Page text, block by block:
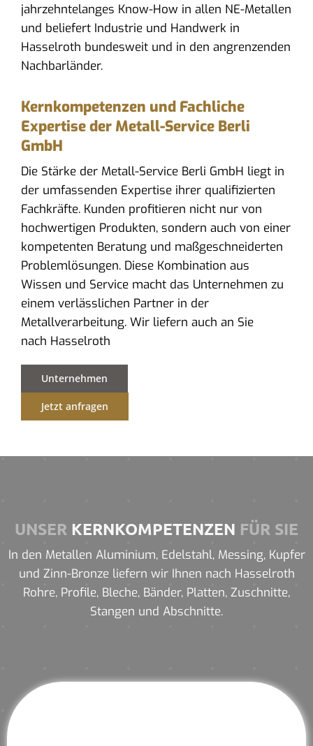
jahrzehntelanges Know-How in allen NE-Metallen
und beliefert Industrie und Handwerk in
Hasselroth bundesweit und in den angrenzenden
Nachbarländer.
Kernkompetenzen und Fachliche
Expertise der Metall-Service Berli
GmbH
Die Stärke der Metall-Service Berli GmbH liegt in
der umfassenden Expertise ihrer qualifizierten
Fachkräfte. Kunden profitieren nicht nur von
hochwertigen Produkten, sondern auch von einer
kompetenten Beratung und maßgeschneiderten
Problemlösungen. Diese Kombination aus
Wissen und Service macht das Unternehmen zu
einem verlässlichen Partner in der
Metallverarbeitung. Wir liefern auch an Sie
nach Hasselroth
Unternehmen
Jetzt anfragen
UNSER KERNKOMPETENZEN FÜR SIE
In den Metallen Aluminium, Edelstahl, Messing, Kupfer
und Zinn-Bronze liefern wir Ihnen nach Hasselroth
Rohre, Profile, Bleche, Bänder, Platten, Zuschnitte,
Stangen und Abschnitte.